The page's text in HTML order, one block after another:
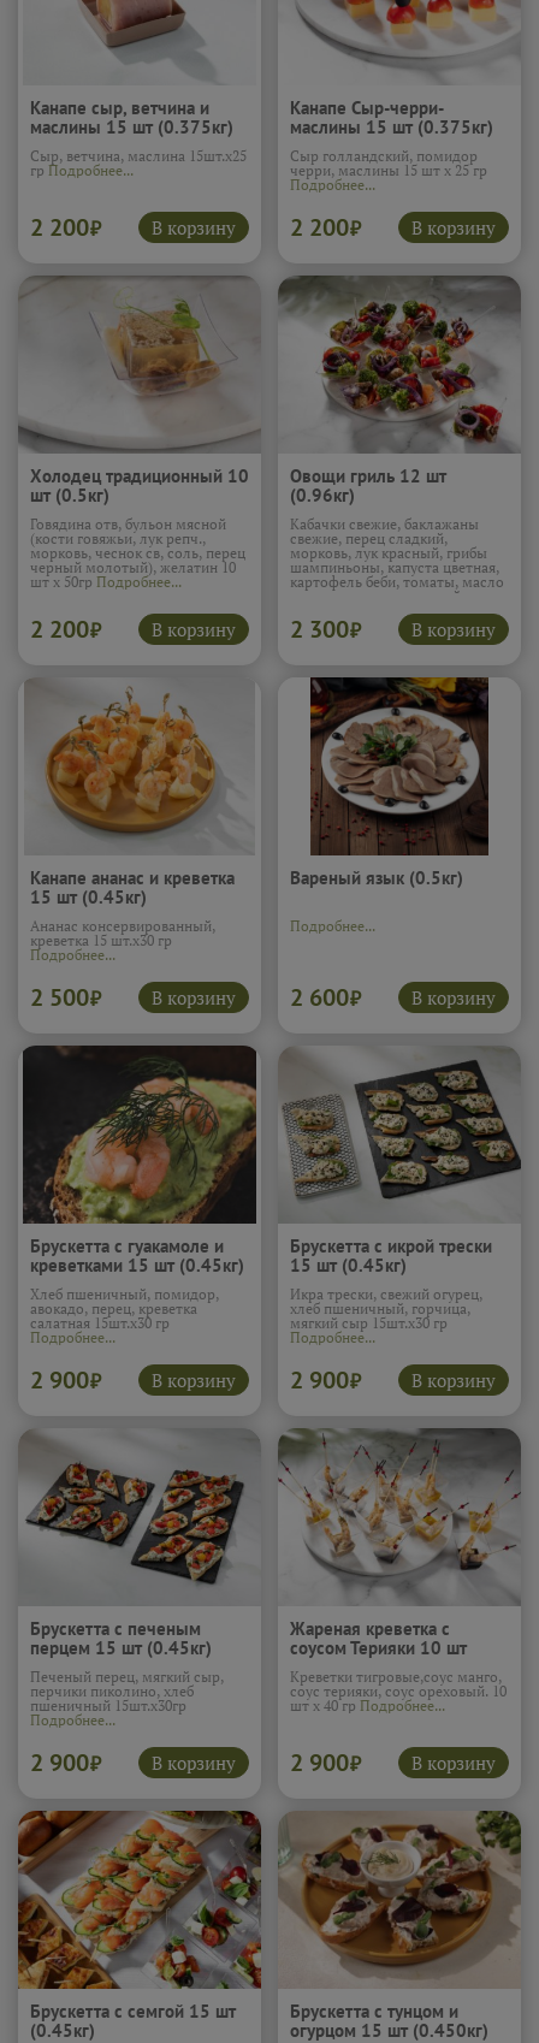
Канапе сыр, ветчина и
маслины 15 шт (0.375кг)
Сыр, ветчина, маслина 15шт.х25
гр Подробнее...
2 200₽ В корзину
Канапе Сыр-черри-
маслины 15 шт (0.375кг)
Сыр голландский, помидор
черри, маслины 15 шт х 25 гр
Подробнее...
2 200₽ В корзину
Холодец традиционный 10
шт (0.5кг)
Говядина отв, бульон мясной
(кости говяжьи, лук репч.,
морковь, чеснок св, соль, перец
черный молотый), желатин 10
шт х 50гр Подробнее...
2 200₽ В корзину
Овощи гриль 12 шт
(0.96кг)
Кабачки свежие, баклажаны
свежие, перец сладкий,
морковь, лук красный, грибы
шампиньоны, капуста цветная,
картофель беби, томаты, масло
подсолн., тимьян свежий, соль
Подробнее...
2 300₽ В корзину
Канапе ананас и креветка
15 шт (0.45кг)
Ананас консервированный,
креветка 15 шт.х30 гр
Подробнее...
2 500₽ В корзину
Вареный язык (0.5кг)
Подробнее...
2 600₽ В корзину
Брускетта с гуакамоле и
креветками 15 шт (0.45кг)
Хлеб пшеничный, помидор,
авокадо, перец, креветка
салатная 15шт.х30 гр
Подробнее...
2 900₽ В корзину
Брускетта с икрой трески
15 шт (0.45кг)
Икра трески, свежий огурец,
хлеб пшеничный, горчица,
мягкий сыр 15шт.х30 гр
Подробнее...
2 900₽ В корзину
Брускетта с печеным
перцем 15 шт (0.45кг)
Печеный перец, мягкий сыр,
перчики пиколино, хлеб
пшеничный 15шт.х30гр
Подробнее...
2 900₽ В корзину
Жареная креветка с
соусом Терияки 10 шт
(0.4кг)
Креветки тигровые,соус манго,
соус терияки, соус ореховый. 10
шт х 40 гр Подробнее...
2 900₽ В корзину
Брускетта с семгой 15 шт
(0.45кг)
Брускетта с тунцом и
огурцом 15 шт (0.450кг)